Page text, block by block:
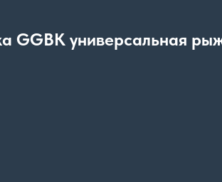
GGBK универсальная